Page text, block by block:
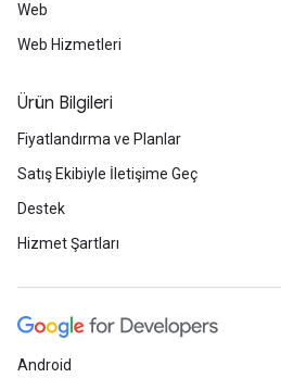
Web
Web Hizmetleri
Ürün Bilgileri
Fiyatlandırma ve Planlar
Satış Ekibiyle İletişime Geç
Destek
Hizmet Şartları
Android